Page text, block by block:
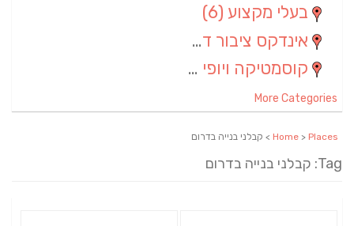
בעלי מקצוע (6)
אינדקס ציבור דתי
קוסמטיקה ויופי (4)
More Categories
Home > Places > קבלני בנייה בדרום
Tag: קבלני בנייה בדרום